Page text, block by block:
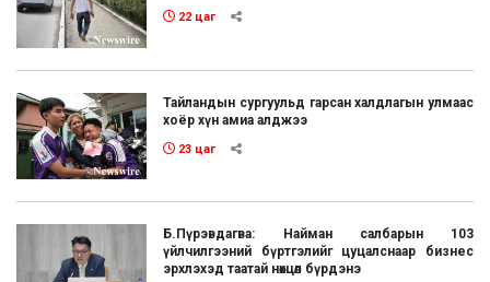
22 цаг
Тайландын сургуульд гарсан халдлагын улмаас
хоёр хүн амиа алджээ
23 цаг
Б.Пүрэвдагва: Найман салбарын 103
үйлчилгээний бүртгэлийг цуцалснаар бизнес
эрхлэхэд таатай нөхцөл бүрдэнэ